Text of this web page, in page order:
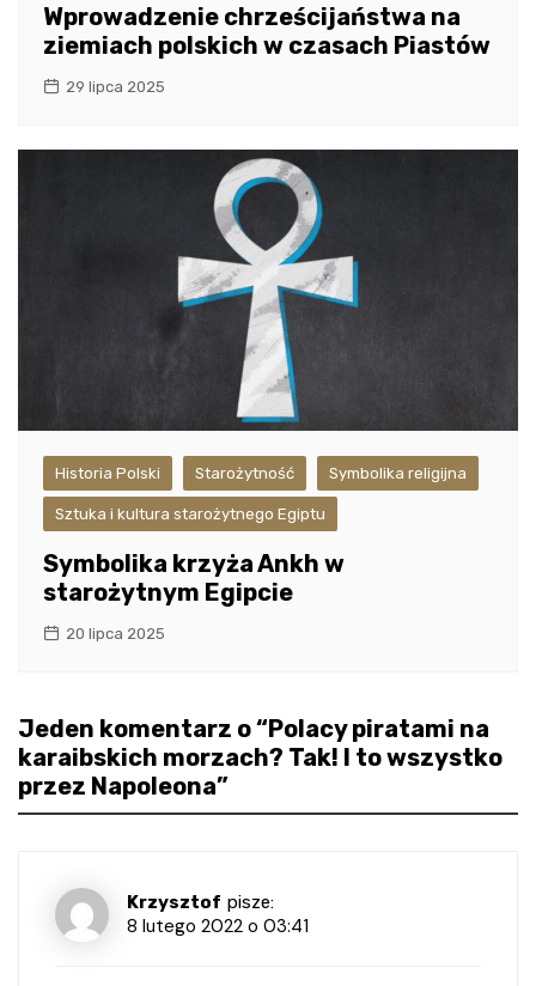
Wprowadzenie chrześcijaństwa na
ziemiach polskich w czasach Piastów
29 lipca 2025
Historia Polski Starożytność Symbolika religijna
Sztuka i kultura starożytnego Egiptu
Symbolika krzyża Ankh w
starożytnym Egipcie
20 lipca 2025
Jeden komentarz o “Polacy piratami na
karaibskich morzach? Tak! I to wszystko
przez Napoleona”
Krzysztof pisze:
8 lutego 2022 o 03:41